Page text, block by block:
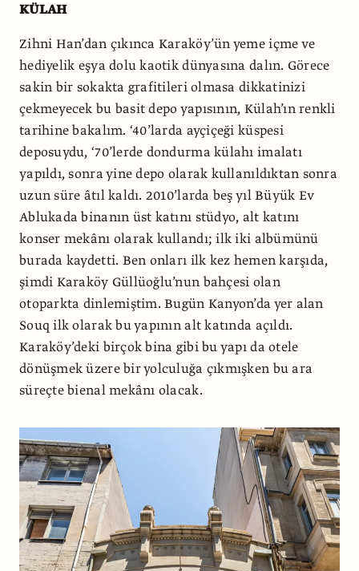
KÜLAH
Zihni Han’dan çıkınca Karaköy’ün yeme içme ve
hediyelik eşya dolu kaotik dünyasına dalın. Görece
sakin bir sokakta grafitileri olmasa dikkatinizi
çekmeyecek bu basit depo yapısının, Külah’ın renkli
tarihine bakalım. ‘40’larda ayçiçeği küspesi
deposuydu, ‘70’lerde dondurma külahı imalatı
yapıldı, sonra yine depo olarak kullanıldıktan sonra
uzun süre âtıl kaldı. 2010’larda beş yıl Büyük Ev
Ablukada binanın üst katını stüdyo, alt katını
konser mekânı olarak kullandı; ilk iki albümünü
burada kaydetti. Ben onları ilk kez hemen karşıda,
şimdi Karaköy Güllüoğlu’nun bahçesi olan
otoparkta dinlemiştim. Bugün Kanyon’da yer alan
Souq ilk olarak bu yapının alt katında açıldı.
Karaköy’deki birçok bina gibi bu yapı da otele
dönüşmek üzere bir yolculuğa çıkmışken bu ara
süreçte bienal mekânı olacak.